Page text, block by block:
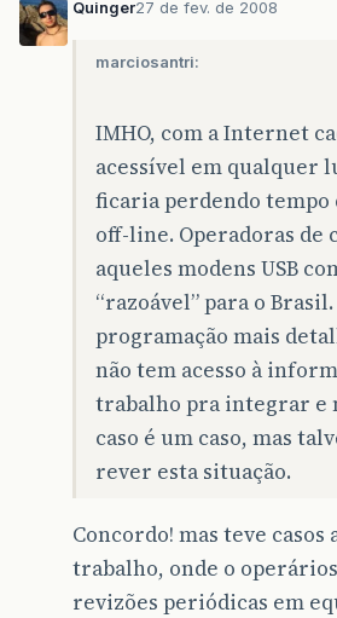
Quinger27 de fev. de 2008
marciosantri:
IMHO, com a Internet
acessível em qualquer
ficaria perdendo tempo
off-line. Operadoras de
aqueles modens USB
“razoável” para o
programação mais
não tem acesso à
trabalho pra integrar e
caso é um caso, mas
rever esta situação.
Concordo! mas teve
trabalho, onde o
revizões periódicas em